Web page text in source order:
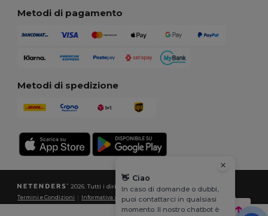
Metodi di pagamento
Metodi di spedizione
2026. Tutti i diritti riservati
Termini e Condizioni Informativa sulla privacy|Politica sui cookie|Site Map
👋 Ciao
In caso di domande o dubbi,
puoi contattarci in qualsiasi
momento. Il nostro chatbot è